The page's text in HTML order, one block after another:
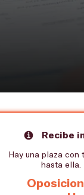
Recibe
Hay una plaza con
hasta ella.